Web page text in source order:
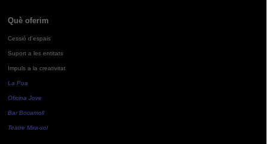
Què oferim
Cessió d'espais
Suport a les entitats
Impuls a la creativitat
La Pua
Oficina Jove
Bar Bocamoll
Teatre Mira-sol